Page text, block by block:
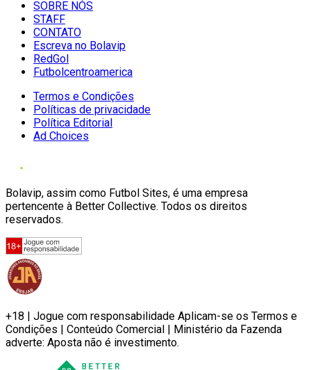
SOBRE NÓS
STAFF
CONTATO
Escreva no Bolavip
RedGol
Futbolcentroamerica
Termos e Condições
Políticas de privacidade
Política Editorial
Ad Choices
Bolavip, assim como Futbol Sites, é uma empresa
pertencente à Better Collective. Todos os direitos
reservados.
+18 | Jogue com responsabilidade Aplicam-se os Termos e
Condições | Conteúdo Comercial | Ministério da Fazenda
adverte: Aposta não é investimento.